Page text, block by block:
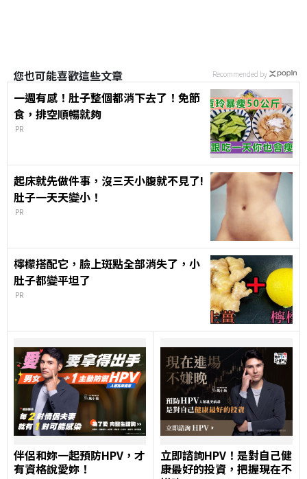
您也可能喜歡這些文章
一週有感！肚子整個都消下去了！免節
食，排空順暢就夠
PR
起床就先做件事，沒三天小腹就不見了!
肚子一天天變小！
PR
檸檬搭配它，臉上斑點全部消失了，小
肚子都變平坦了
PR
伴侶和妳一起預防HPV，才
有資格說愛妳！
立即諮詢HPV！是對自己健
康最好的投資，把握現在不
Recommended by